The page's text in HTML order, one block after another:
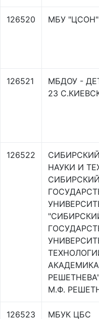
126520 МБУ "ЦСОН"
126521
МБДОУ -
23
126522
НАУКИ И
СИБИРСКИЙ
М.Ф.
126523 МБУК ЦБС